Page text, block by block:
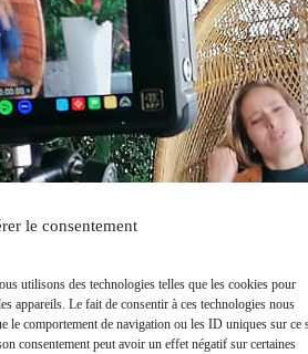
le consentement
utilisons des technologies telles que les cookies pour
appareils. Le fait de consentir à ces technologies nous
le comportement de navigation ou les ID uniques sur ce
consentement peut avoir un effet négatif sur certaines